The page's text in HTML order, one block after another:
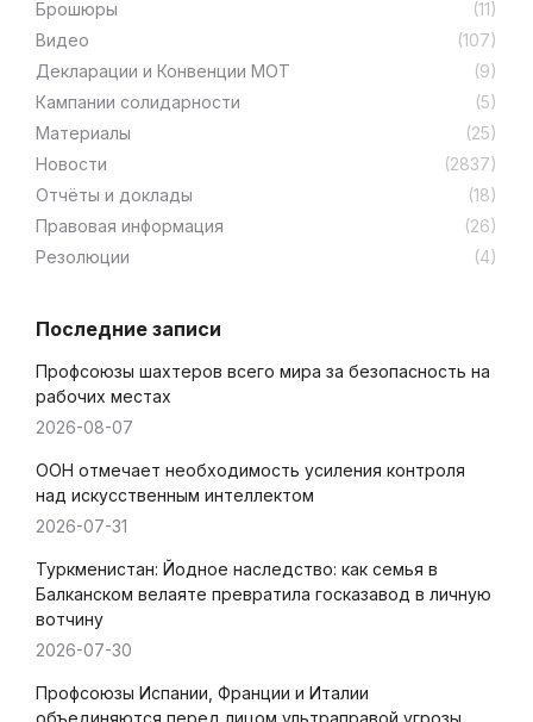
Брошюры
(11)
Видео
(107)
Декларации и Конвенции МОТ
(9)
Кампании солидарности
(5)
Материалы
(25)
Новости
(2837)
Отчёты и доклады
(18)
Правовая информация
(26)
Резолюции
(4)
Последние записи
Профсоюзы шахтеров всего мира за безопасность на
рабочих местах
2026-08-07
ООН отмечает необходимость усиления контроля
над искусственным интеллектом
2026-07-31
Туркменистан: Йодное наследство: как семья в
Балканском велаяте превратила госказавод в личную
вотчину
2026-07-30
Профсоюзы Испании, Франции и Италии